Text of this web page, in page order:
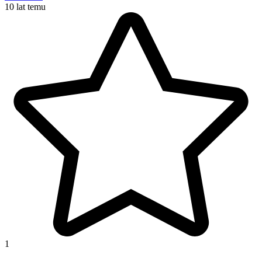
10 lat temu
1